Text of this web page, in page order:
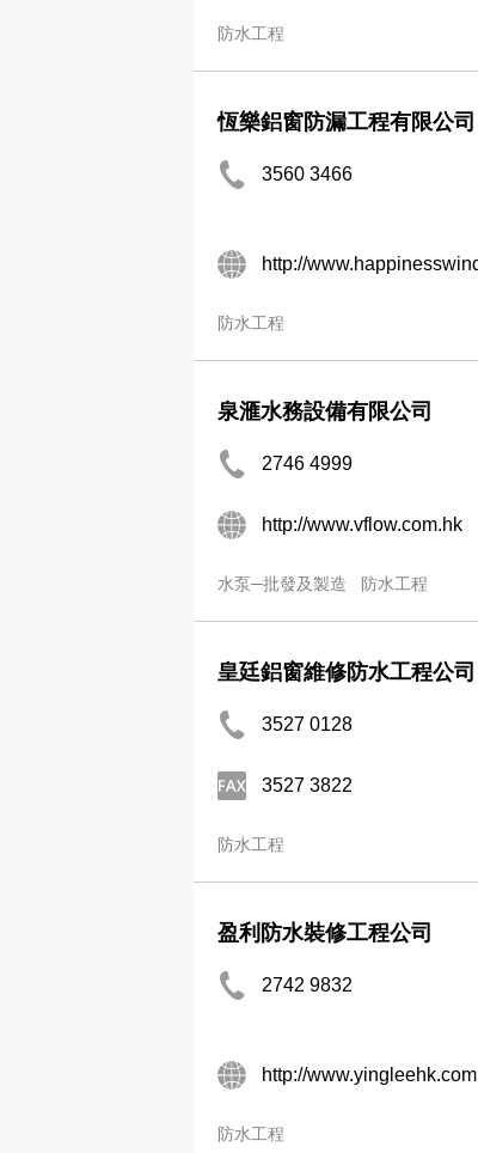
防水工程
恆樂鋁窗防漏工程有限公司
3560 3466
http://
防水工程
泉滙水務設備有限公司
2746 4999
http://www.vflow.com.hk
水泵─批發及製造 防水工程
皇廷鋁窗維修防水工程公司
3527 0128
3527 3822
防水工程
盈利防水裝修工程公司
2742 9832
http://www.yingleehk.com
防水工程